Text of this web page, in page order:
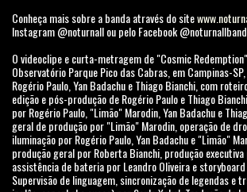
Conheça mais sobre a banda através do site
Instagram @noturnall ou pelo Facebook @noturnallband.
O videoclipe e curta-metragem de "Cosmic
Observatório Parque Pico das Cabras, em Campinas-
Rogério Paulo, Yan Badachu e Thiago Bianchi, com
edição e pós-produção de Rogério Paulo e Thiago
por Rogério Paulo, "Limão" Marodin, Yan Badachu e
geral de produção por "Limão" Marodin, operação de
iluminação por Rogério Paulo, Yan Badachu e "Limão"
produção geral por Roberta Bianchi, produção executiva
assistência de bateria por Leandro Oliveira e storyboard
Supervisão de linguagem, sincronização de legendas e